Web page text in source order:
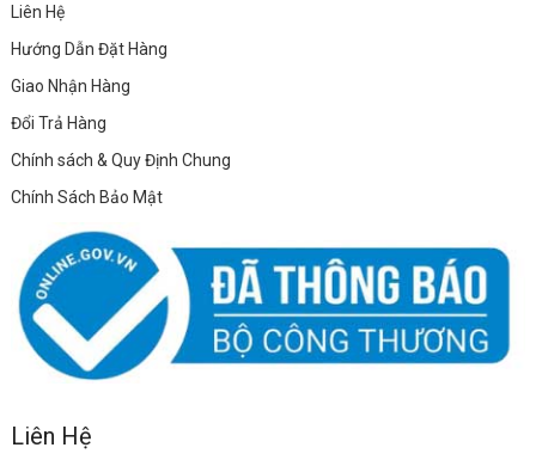
Liên Hệ
Hướng Dẫn Đặt Hàng
Giao Nhận Hàng
Đổi Trả Hàng
Chính sách & Quy Định Chung
Chính Sách Bảo Mật
Liên Hệ